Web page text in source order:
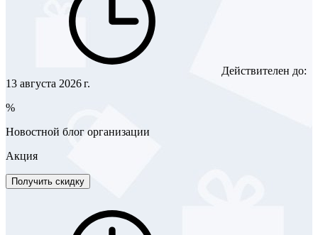
Действителен до:
13 августа 2026 г.
%
Новостной блог организации
Акция
Получить скидку